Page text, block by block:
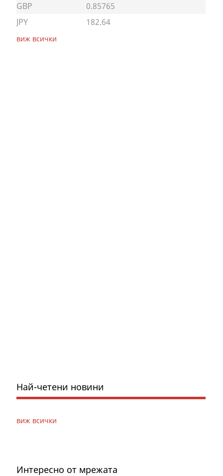
GBP
0.85765
JPY
182.64
виж всички
Най-четени новини
виж всички
Интересно от мрежата